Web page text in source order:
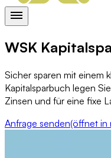
WSK
Sicher sparen mit einem
Kapitalsparbuch legen
Zinsen und für eine fixe
Anfrage senden(öffnet in